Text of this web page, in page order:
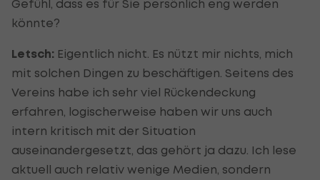
Gefühl, dass es für Sie persönlich eng werden
könnte?
Letsch: Eigentlich nicht. Es nützt mir nichts, mich
mit solchen Dingen zu beschäftigen. Seitens des
Vereins habe ich sehr viel Rückendeckung
erfahren, logischerweise haben wir uns auch
intern kritisch mit der Situation
auseinandergesetzt, das gehört ja dazu. Ich lese
aktuell auch relativ wenige Medien, sondern